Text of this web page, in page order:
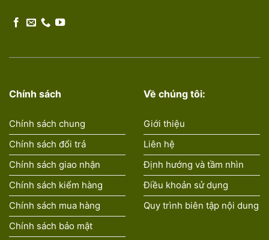
Chính sách
Chính sách chung
Chính sách đổi trả
Chính sách giao nhận
Chính sách kiểm hàng
Chính sách mua hàng
Chính sách bảo mật
Về chúng tôi:
Giới thiệu
Liên hệ
Định hướng và tầm nhìn
Điều khoản sử dụng
Quy trình biên tập nội dung